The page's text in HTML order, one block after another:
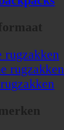
rugzakken
rugzakken